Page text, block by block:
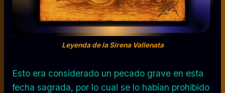
Leyenda de la Sirena Vallenata
Esto era considerado un pecado grave en esta
fecha sagrada, por lo cual se lo habían prohibido